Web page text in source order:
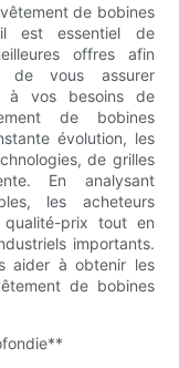
de bobines
est essentiel de
offres afin
de vous assurer
à vos besoins de
de bobines
évolution, les
de grilles
En analysant
les acheteurs
prix tout en
importants.
aider à obtenir les
de bobines